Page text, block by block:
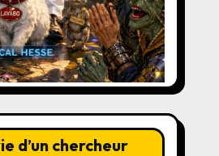
d’un chercheur